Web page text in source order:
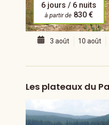
6 jours / 6 nuits
à partir de 830 €
3 août 10 août
Les plateaux du